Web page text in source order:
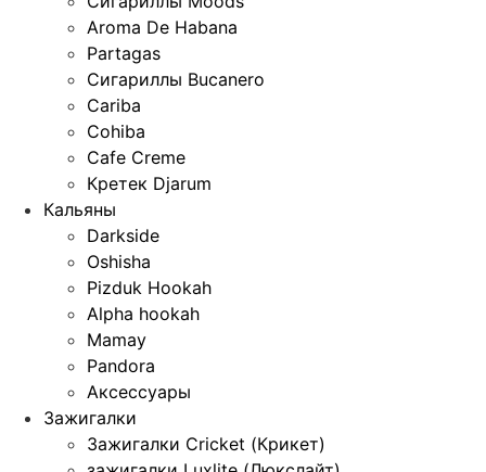
Aroma De Habana
Partagas
Сигариллы Bucanero
Cariba
Cohiba
Cafe Creme
Кретек Djarum
Кальяны
Darkside
Oshisha
Pizduk Hookah
Alpha hookah
Mamay
Pandora
Аксессуары
Зажигалки
Зажигалки Cricket (Крикет)